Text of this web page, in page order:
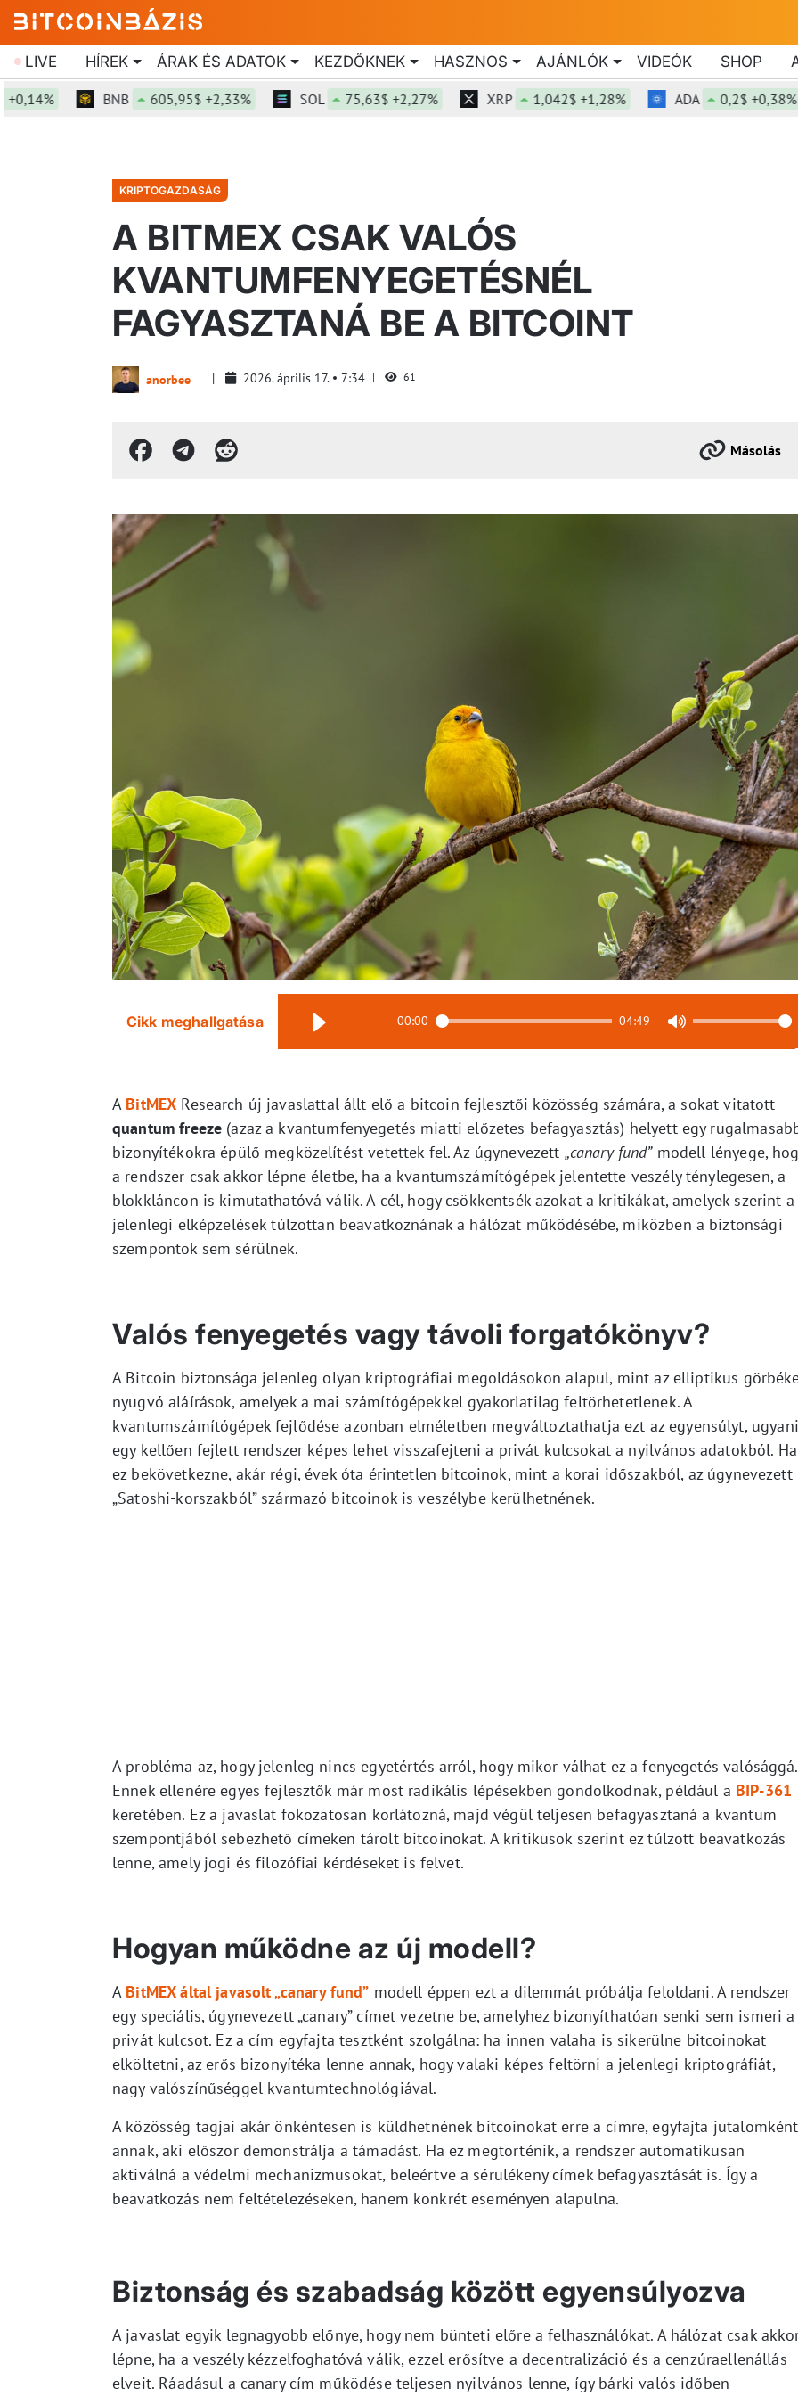
LIVE HÍREK ÁRAK ÉS ADATOK KEZDŐKNEK HASZNOS AJÁNLÓK VIDEÓK SHOP
BNB 605,95$ +2,33% SOL 75,63$ +2,27% XRP 1,042$ +1,28% ADA 0,2$ +0,38%
KRIPTOGAZDASÁG
A BITMEX CSAK VALÓS
KVANTUMFENYEGETÉSNÉL
FAGYASZTANÁ BE A BITCOINT
anorbee 2026. április 17. 7:34 61
Másolás
Cikk meghallgatása 00:00 04:49
A BitMEX Research új javaslattal állt elő a bitcoin fejlesztői közösség számára, a sokat vitatott
quantum freeze (azaz a kvantumfenyegetés miatti előzetes befagyasztás) helyett egy
bizonyítékokra épülő megközelítést vetettek fel. Az úgynevezett „canary fund”modell lényege,
a rendszer csak akkor lépne életbe, ha a kvantumszámítógépek jelentette veszély ténylegesen, a
blokkláncon is kimutathatóvá válik. A cél, hogy csökkentsék azokat a kritikákat, amelyek szerint a
jelenlegi elképzelések túlzottan beavatkoznának a hálózat működésébe, miközben a biztonsági
szempontok sem sérülnek.
Valós fenyegetés vagy távoli forgatókönyv?
A Bitcoin biztonsága jelenleg olyan kriptográfiai megoldásokon alapul, mint az elliptikus
nyugvó aláírások, amelyek a mai számítógépekkel gyakorlatilag feltörhetetlenek. A
kvantumszámítógépek fejlődése azonban elméletben megváltoztathatja ezt az egyensúlyt,
egy kellően fejlett rendszer képes lehet visszafejteni a privát kulcsokat a nyilvános adatokból. Ha
ez bekövetkezne, akár régi, évek óta érintetlen bitcoinok, mint a korai időszakból, az úgynevezett
„Satoshi-korszakból” származó bitcoinok is veszélybe kerülhetnének.
A probléma az, hogy jelenleg nincs egyetértés arról, hogy mikor válhat ez a fenyegetés valósággá.
Ennek ellenére egyes fejlesztők már most radikális lépésekben gondolkodnak, például a BIP-361
keretében. Ez a javaslat fokozatosan korlátozná, majd végül teljesen befagyasztaná a kvantum
szempontjából sebezhető címeken tárolt bitcoinokat. A kritikusok szerint ez túlzott beavatkozás
lenne, amely jogi és filozófiai kérdéseket is felvet.
Hogyan működne az új modell?
A BitMEX által javasolt „canary fund” modell éppen ezt a dilemmát próbálja feloldani. A rendszer
egy speciális, úgynevezett „canary” címet vezetne be, amelyhez bizonyíthatóan senki sem ismeri a
privát kulcsot. Ez a cím egyfajta tesztként szolgálna: ha innen valaha is sikerülne bitcoinokat
elköltetni, az erős bizonyítéka lenne annak, hogy valaki képes feltörni a jelenlegi kriptográfiát,
nagy valószínűséggel kvantumtechnológiával.
A közösség tagjai akár önkéntesen is küldhetnének bitcoinokat erre a címre, egyfajta jutalomként
annak, aki először demonstrálja a támadást. Ha ez megtörténik, a rendszer automatikusan
aktiválná a védelmi mechanizmusokat, beleértve a sérülékeny címek befagyasztását is. Így a
beavatkozás nem feltételezéseken, hanem konkrét eseményen alapulna.
Biztonság és szabadság között egyensúlyozva
A javaslat egyik legnagyobb előnye, hogy nem bünteti előre a felhasználókat. A hálózat csak
lépne, ha a veszély kézzelfoghatóvá válik, ezzel erősítve a decentralizáció és a cenzúraellenállás
elveit. Ráadásul a canary cím működése teljesen nyilvános lenne, így bárki valós időben